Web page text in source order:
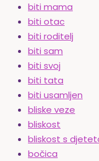
biti mama
biti otac
biti roditelj
biti sam
biti svoj
biti tata
biti usamljen
bliske veze
bliskost
bliskost s
bočica